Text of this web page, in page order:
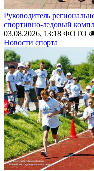
Руководитель
спортивно-ледовый
03.08.2026, 13:18 ФОТО
Новости спорта